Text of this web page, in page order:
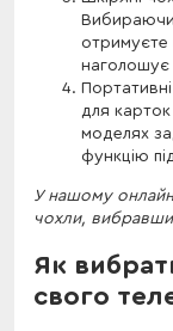
отримуєте
наголошує
для
моделях
функцію
У нашому
чохли, вибравши
Як
свого